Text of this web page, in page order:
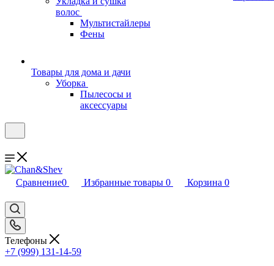
волос
Мультистайлеры
Фены
Товары для дома и дачи
Уборка
Пылесосы и
аксессуары
Сравнение0 Избранные товары 0 Корзина 0
Телефоны
+7 (999) 131-14-59